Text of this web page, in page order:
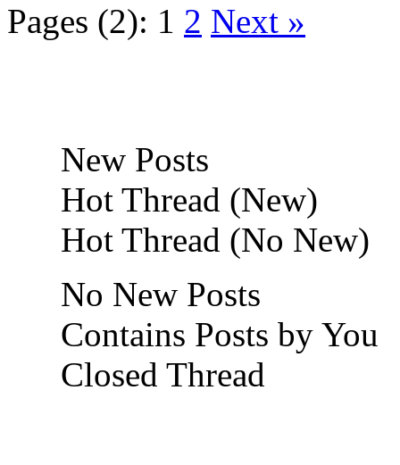
Pages (2): 1 2 Next »
New Posts
Hot Thread (New)
Hot Thread (No New)
No New Posts
Contains Posts by You
Closed Thread